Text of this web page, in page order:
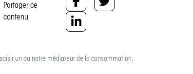
Partager ce
contenu
un ou notre médiateur de la consommation,